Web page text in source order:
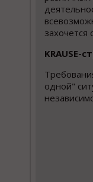
захочется
KRAUSE-
одной"